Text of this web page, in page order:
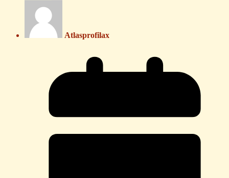
Atlasprofilax